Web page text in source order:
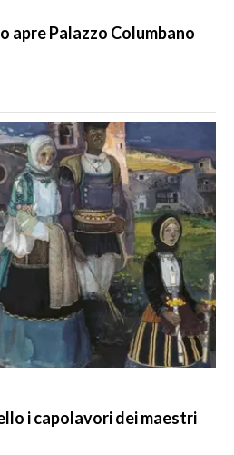
apre Palazzo Columbano
i capolavori dei maestri